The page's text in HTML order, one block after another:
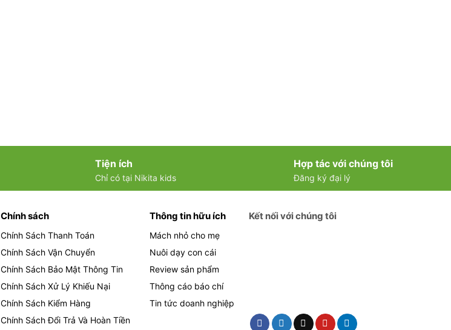
Tiện ích
Chỉ có tại Nikita kids
Hợp tác với chúng tôi
Đăng ký đại lý
Chính sách
Chính Sách Thanh Toán
Chính Sách Vận Chuyển
Chính Sách Bảo Mật Thông Tin
Chính Sách Xử Lý Khiếu Nại
Chính Sách Kiểm Hàng
Chính Sách Đổi Trả Và Hoàn Tiền
Thông tin hữu ích
Mách nhỏ cho mẹ
Nuôi dạy con cái
Review sản phẩm
Thông cáo báo chí
Tin tức doanh nghiệp
Kết nối với chúng tôi